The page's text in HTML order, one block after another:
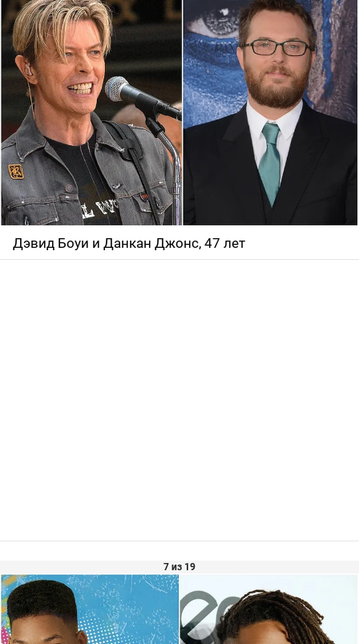
Дэвид Боуи и Данкан Джонс, 47 лет
7 из 19